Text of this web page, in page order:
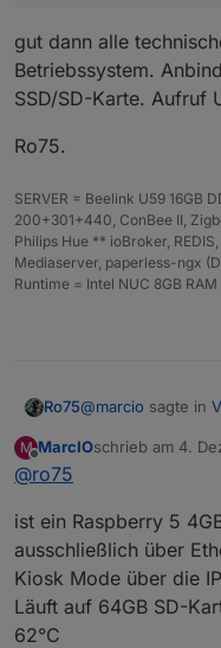
(insgesamt 9)
belastendes,
gut dann alle
Betriebssystem.
SSD/SD-Karte. Aufruf
Ro75.
SERVER = Beelink U59 16GB
200+301+440, ConBee II,
Philips Hue ** ioBroker,
Mediaserver, paperless-ngx
Runtime = Intel NUC 8GB
Ro75@marcio sagte in
gut dann alle
Betriebssystem.
SSD/SD-Karte.
Ro75.
M
Offline
MarcIOschrieb am 4.
zuletzt editiert
@ro75
ist ein Raspberry 5
ausschließlich über
Kiosk Mode über die
Läuft auf 64GB SD-
62°C